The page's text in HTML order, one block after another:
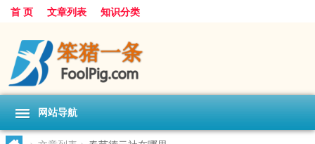
首 页 文章列表 知识分类
网站导航